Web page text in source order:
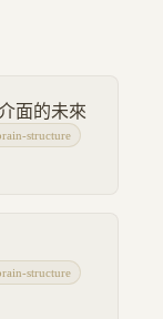
面的未來
structure
structure